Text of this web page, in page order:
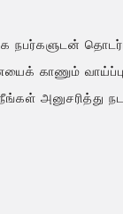
நபர்களுடன்
காணும்
நீங்கள்